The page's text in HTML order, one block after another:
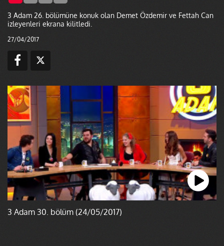
3 Adam 26. bölümüne konuk olan Demet Özdemir ve Fettah Can
izleyenleri ekrana kilitledi.
27/04/2017
3 Adam 30. bölüm (24/05/2017)